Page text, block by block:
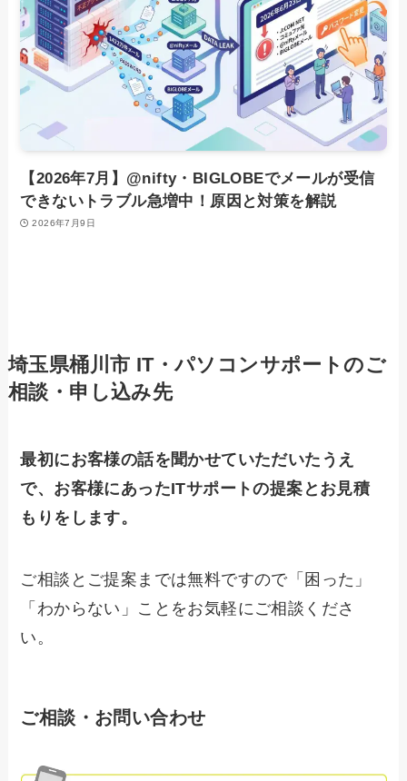
【2026年7月】@nifty・BIGLOBEでメールが受信
できないトラブル急増中！原因と対策を解説
2026年7月9日
埼玉県桶川市 IT・パソコンサポートのご
相談・申し込み先
最初にお客様の話を聞かせていただいたうえ
で、お客様にあったITサポートの提案とお見積
もりをします。
ご相談とご提案までは無料ですので「困った」
「わからない」ことをお気軽にご相談くださ
い。
ご相談・お問い合わせ